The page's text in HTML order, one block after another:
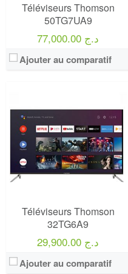
Téléviseurs Thomson
50TG7UA9
77,000.00 د.ج
Ajouter au comparatif
Téléviseurs Thomson
32TG6A9
29,900.00 د.ج
Ajouter au comparatif
Marque:LG
Prix:75000
Définition:UHD TV
View Details →